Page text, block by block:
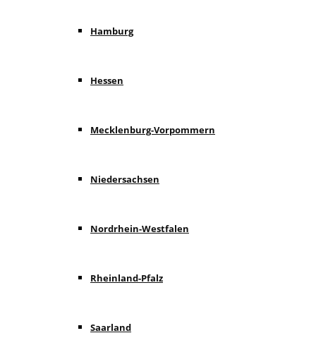
Hamburg
Hessen
Mecklenburg-Vorpommern
Niedersachsen
Nordrhein-Westfalen
Rheinland-Pfalz
Saarland